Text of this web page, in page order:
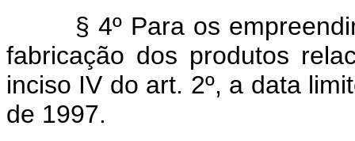
§ 4º Para os
fabricação dos produtos
inciso IV do art. 2º, a data
de 1997.